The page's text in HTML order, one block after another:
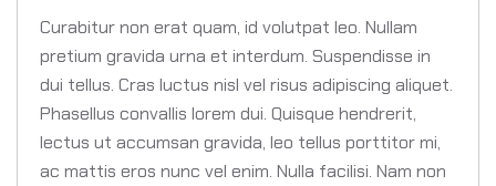
Curabitur non erat quam, id volutpat leo. Nullam
pretium gravida urna et interdum. Suspendisse in
dui tellus. Cras luctus nisl vel risus adipiscing aliquet.
Phasellus convallis lorem dui. Quisque hendrerit,
lectus ut accumsan gravida, leo tellus porttitor mi,
ac mattis eros nunc vel enim. Nulla facilisi. Nam non